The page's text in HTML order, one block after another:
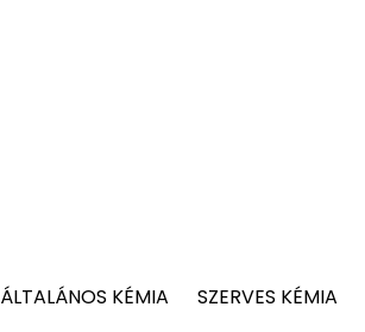
ÁLTALÁNOS KÉMIA SZERVES KÉMIA